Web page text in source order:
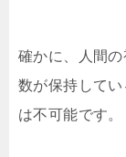
確かに、人間
数が保持して
は不可能です。